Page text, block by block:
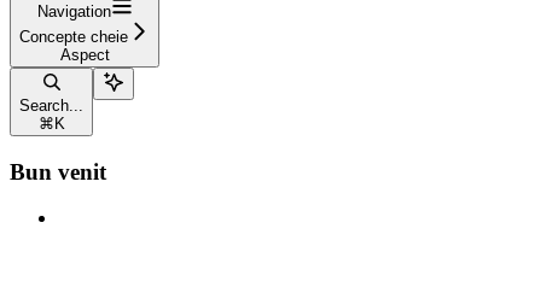
Navigation
Concepte cheie
Aspect
Search...
⌘ K
Bun venit